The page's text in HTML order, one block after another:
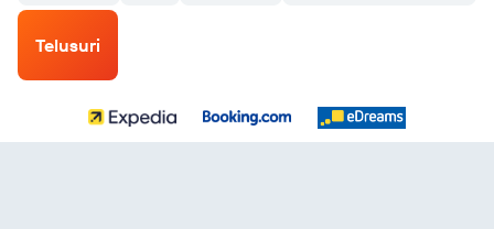
Telusuri